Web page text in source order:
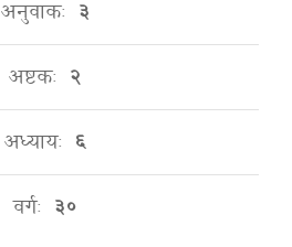
अनुवाकः ३
अष्टकः २
अध्यायः ६
वर्गः ३०